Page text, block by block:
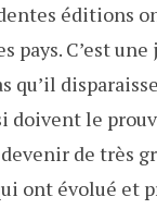
éditions
pays. C’est
qu’il
doivent le
de très
ont évolué et